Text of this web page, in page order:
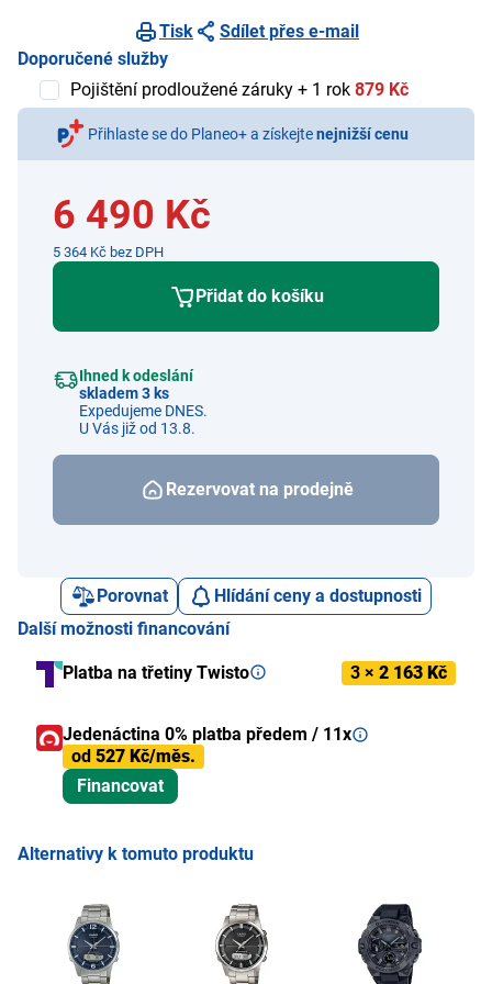
Tisk
Sdílet přes e-mail
Doporučené služby
Pojištění prodloužené záruky + 1 rok 879 Kč
Přihlaste se do Planeo+ a získejtenejnižší cenu
6 490 Kč
5 364 Kč bez DPH
Přidat do košíku
Ihned k odeslání
skladem 3 ks
Expedujeme DNES.
U Vás již od 13.8.
Rezervovat na prodejně
Porovnat
Hlídání ceny a dostupnosti
Další možnosti financování
Platba na třetiny Twisto 3 × 2 163 Kč
Jedenáctina 0% platba předem / 11x
od 527 Kč/měs.
Financovat
Alternativy k tomuto produktu